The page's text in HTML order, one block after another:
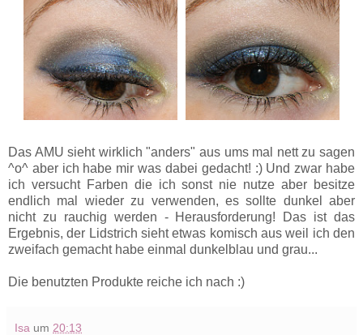
Das AMU sieht wirklich "anders" aus ums mal nett zu sagen
^o^ aber ich habe mir was dabei gedacht! :) Und zwar habe
ich versucht Farben die ich sonst nie nutze aber besitze
endlich mal wieder zu verwenden, es sollte dunkel aber
nicht zu rauchig werden - Herausforderung! Das ist das
Ergebnis, der Lidstrich sieht etwas komisch aus weil ich den
zweifach gemacht habe einmal dunkelblau und grau...
Die benutzten Produkte reiche ich nach :)
Isa um 20:13